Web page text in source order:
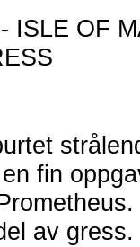
ISLE OF
fin
av